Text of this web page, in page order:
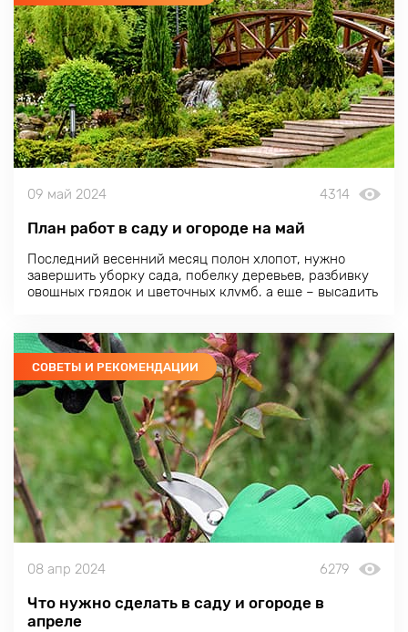
09 май 2024 4314
План работ в саду и огороде на май
Последний весенний месяц полон хлопот, нужно
завершить уборку сада, побелку деревьев, разбивку
овощных грядок и цветочных клумб, а еще – высадить
СОВЕТЫ И РЕКОМЕНДАЦИИ
08 апр 2024 6279
Что нужно сделать в саду и огороде в
апреле